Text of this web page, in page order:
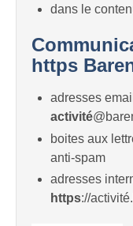
dans le
https
adresses
activité
boites aux
anti-spam
adresses
https://